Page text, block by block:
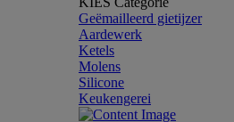
Geëmailleerd gietijzer
Aardewerk
Ketels
Molens
Silicone
Keukengerei